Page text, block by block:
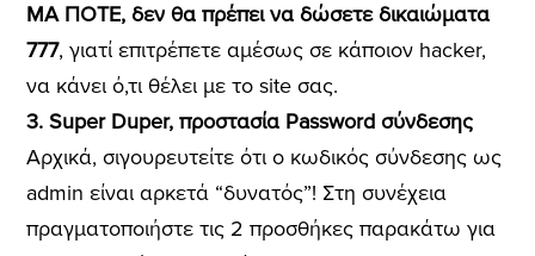
ΜΑ ΠΟΤΕ, δεν θα πρέπει να δώσετε δικαιώματα
777, γιατί επιτρέπετε αμέσως σε κάποιον hacker,
να κάνει ό,τι θέλει με το site σας.
3. Super Duper, προστασία Password σύνδεσης
Αρχικά, σιγουρευτείτε ότι ο κωδικός σύνδεσης ως
admin είναι αρκετά “δυνατός”! Στη συνέχεια
πραγματοποιήστε τις 2 προσθήκες παρακάτω για